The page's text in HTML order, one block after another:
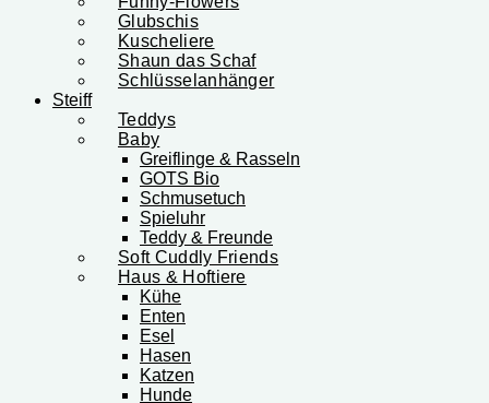
Glubschis
Kuscheliere
Shaun das Schaf
Schlüsselanhänger
Steiff
Teddys
Baby
Greiflinge & Rasseln
GOTS Bio
Schmusetuch
Spieluhr
Teddy & Freunde
Soft Cuddly Friends
Haus & Hoftiere
Kühe
Enten
Esel
Hasen
Katzen
Hunde